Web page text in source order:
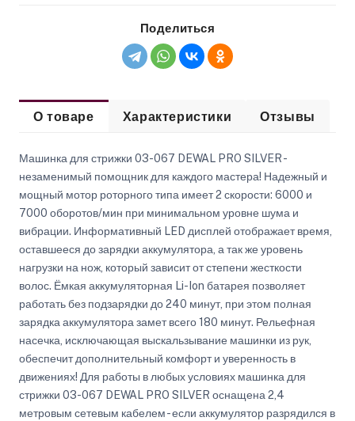
Поделиться
О товаре Характеристики Отзывы
Машинка для стрижки 03-067 DEWAL PRO SILVER -
незаменимый помощник для каждого мастера! Надежный и
мощный мотор роторного типа имеет 2 скорости: 6000 и
7000 оборотов/мин при минимальном уровне шума и
вибрации. Информативный LED дисплей отображает время,
оставшееся до зарядки аккумулятора, а так же уровень
нагрузки на нож, который зависит от степени жесткости
волос. Ёмкая аккумуляторная Li-Ion батарея позволяет
работать без подзарядки до 240 минут, при этом полная
зарядка аккумулятора замет всего 180 минут. Рельефная
насечка, исключающая выскальзывание машинки из рук,
обеспечит дополнительный комфорт и уверенность в
движениях! Для работы в любых условиях машинка для
стрижки 03-067 DEWAL PRO SILVER оснащена 2,4
метровым сетевым кабелем - если аккумулятор разрядился в